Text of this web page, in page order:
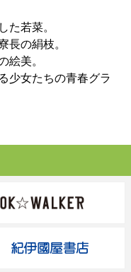
た若菜。
長の絹枝。
絵美。
少女たちの青春グラ